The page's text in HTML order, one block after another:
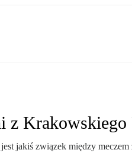
z Krakowskiego
jakiś związek między meczem